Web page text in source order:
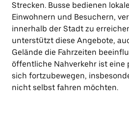
Strecken. Busse bedienen
Einwohnern und Besuchern,
innerhalb der Stadt zu
unterstützt diese Angebote,
Gelände die Fahrzeiten
öffentliche Nahverkehr ist eine
sich fortzubewegen,
nicht selbst fahren möchten.